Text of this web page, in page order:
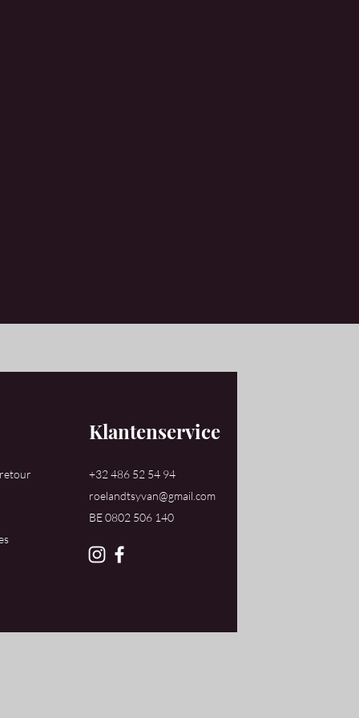
Klantenservice
+32 486 52 54 94
roelandtsyvan@gmail.com
​BE 0802 506 140